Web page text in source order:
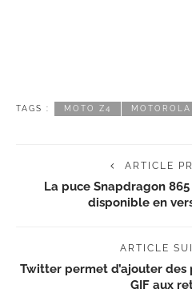
TAGS : MOTO Z4 MOTOROLA
ARTICLE
La puce Snapdragon
disponible en
ARTICLE
Twitter permet d’ajouter des
GIF aux